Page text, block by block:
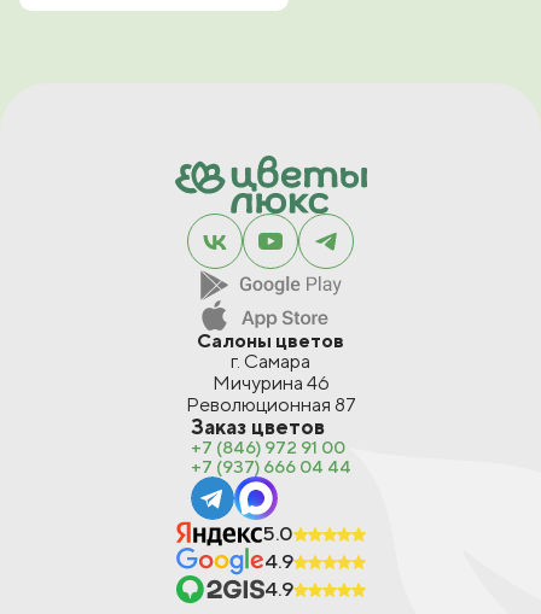
Салоны цветов
г. Самара
Мичурина 46
Революционная 87
Заказ цветов
+7 (846) 972 91 00
+7 (937) 666 04 44
5.0
4.9
4.9